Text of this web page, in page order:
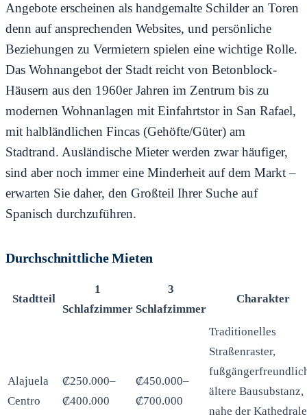
Angebote erscheinen als handgemalte Schilder an Toren
denn auf ansprechenden Websites, und persönliche
Beziehungen zu Vermietern spielen eine wichtige Rolle.
Das Wohnangebot der Stadt reicht von Betonblock-
Häusern aus den 1960er Jahren im Zentrum bis zu
modernen Wohnanlagen mit Einfahrtstor in San Rafael,
mit halbländlichen Fincas (Gehöfte/Güter) am
Stadtrand. Ausländische Mieter werden zwar häufiger,
sind aber noch immer eine Minderheit auf dem Markt –
erwarten Sie daher, den Großteil Ihrer Suche auf
Spanisch durchzuführen.
Durchschnittliche Mieten
Stadtteil
1
Schlafzimmer
3
Schlafzimmer
Charakter
Alajuela
Centro
₡250.000–
₡400.000
₡450.000–
₡700.000
Traditionelles
Straßenraster,
ältere Bausubstanz,
nahe der Kathedrale